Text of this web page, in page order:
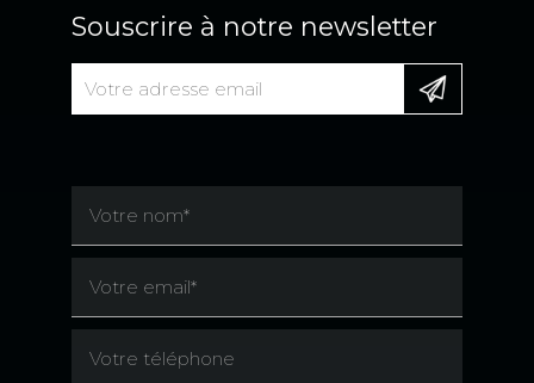
Souscrire à notre newsletter